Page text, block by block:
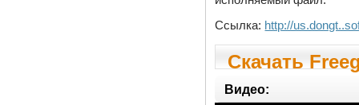
Ссылка: http://
Скачать
Видео: